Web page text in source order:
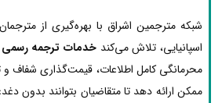
شبکه مترجمین اشراق با بهره‌گیری از
اسپانیایی، تلاش می‌کندخدمات ترجمه رسمی
محرمانگی کامل اطلاعات، قیمت‌گذاری شفاف
ممکن ارائه دهد تا متقاضیان بتوانند بدون